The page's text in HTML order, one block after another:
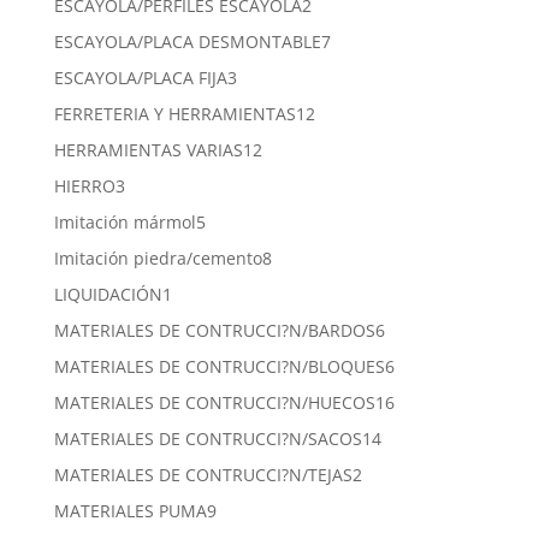
ESCAYOLA/PERFILES ESCAYOLA2
productos
ESCAYOLA/PLACA DESMONTABLE77
ESCAYOLA/PLACA FIJA33
productos
FERRETERIA Y HERRAMIENTAS1212
HERRAMIENTAS VARIAS1212
HIERRO33
productos
Imitación mármol55
productos
Imitación piedra/cemento88
LIQUIDACIÓN1
producto
MATERIALES DE CONTRUCCI?N/BARDOS66
productos
MATERIALES DE CONTRUCCI?N/BLOQUES66
productos
MATERIALES DE CONTRUCCI?N/HUECOS1616
MATERIALES DE CONTRUCCI?N/SACOS1414
MATERIALES DE CONTRUCCI?N/TEJAS22
MATERIALES PUMA99